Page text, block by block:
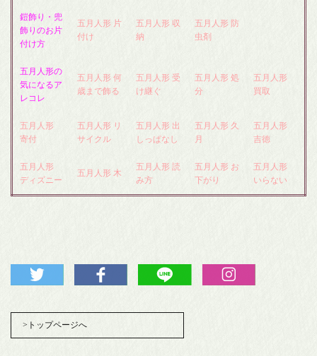
鎧飾り・兜
飾りのお片
付け方
五月人形 片
付け
五月人形 収
納
五月人形 防
虫剤
五月人形の
気になるア
レコレ
五月人形 何
歳まで飾る
五月人形 受
け継ぐ
五月人形 処
分
五月人形
買取
五月人形
寄付
五月人形 リ
サイクル
五月人形 出
しっぱなし
五月人形 久
月
五月人形
吉徳
五月人形
ディズニー
五月人形 木
五月人形 読
み方
五月人形 お
下がり
五月人形
いらない
>トップページへ